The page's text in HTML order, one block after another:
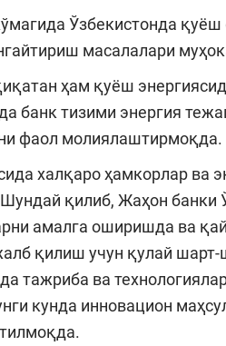
Ўзбекистонда қуёш
масалалари
ҳам қуёш
банк тизими энергия
фаол молиялаштирмоқда.
халқаро ҳамкорлар ва
қилиб, Жаҳон банки
амалга оширишда ва
қилиш учун қулай
тажриба ва
кунда инновацион